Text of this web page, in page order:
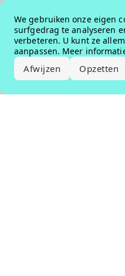
We gebruiken onze eigen
surfgedrag te analyseren
verbeteren. U kunt ze
aanpassen. Meer
Afwijzen Opzetten
Error